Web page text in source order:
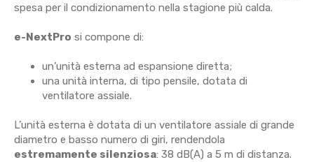
spesa per il condizionamento nella stagione più calda.
e-NextPro si compone di:
un’unità esterna ad espansione diretta;
una unità interna, di tipo pensile, dotata di
ventilatore assiale.
L’unità esterna è dotata di un ventilatore assiale di grande
diametro e basso numero di giri, rendendola
estremamente silenziosa: 38 dB(A) a 5 m di distanza.